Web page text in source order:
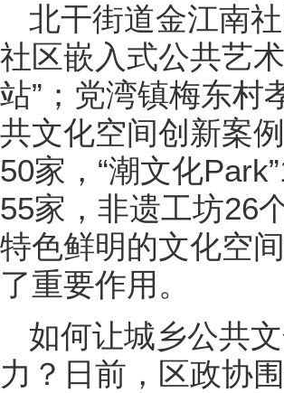
北干街道金江南
社区嵌入式公共艺
站”；党湾镇梅东村
共文化空间创新案
50家，“潮文化
55家，非遗工坊26
特色鲜明的文化空
了重要作用。
如何让城乡公共
力？日前，区政协